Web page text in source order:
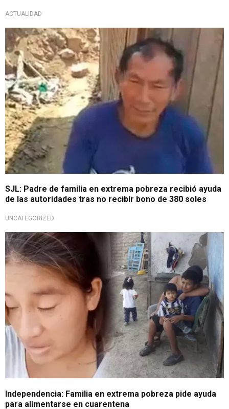
ACTUALIDAD
SJL: Padre de familia en extrema pobreza recibió ayuda
de las autoridades tras no recibir bono de 380 soles
UNCATEGORIZED
Independencia: Familia en extrema pobreza pide ayuda
para alimentarse en cuarentena